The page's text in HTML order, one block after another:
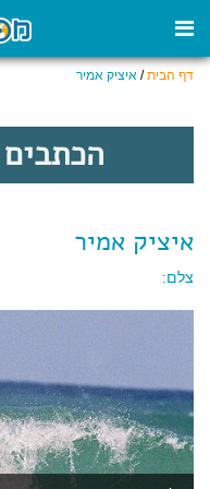
דף הבית/ איציק אמיר
איציק אמיר
צלם: